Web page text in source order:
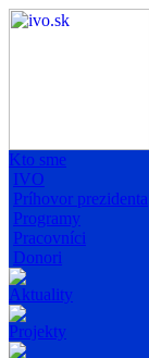
Kto sme
IVO
Príhovor prezidenta
Programy
Pracovníci
Donori
Aktuality
Projekty